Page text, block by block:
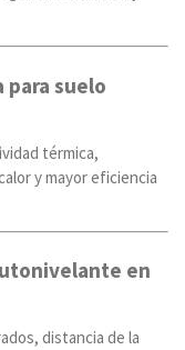
para suelo
térmica,
y mayor eficiencia
en
distancia de la